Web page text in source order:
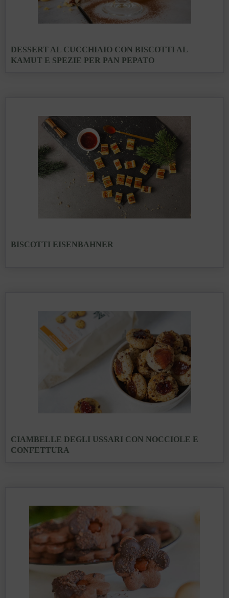
DESSERT AL CUCCHIAIO CON BISCOTTI AL
KAMUT E SPEZIE PER PAN PEPATO
BISCOTTI EISENBAHNER
CIAMBELLE DEGLI USSARI CON NOCCIOLE E
CONFETTURA